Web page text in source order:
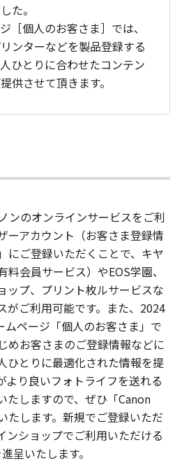
た。
［個人のお客さま］では、
ンターなどを製品登録する
ひとりに合わせたコンテン
供させて頂きます。
ンのオンラインサービスをご利
ーアカウント（お客さま登録情
にご登録いただくことで、キヤ
会員サービス）やEOS学園、
ップ、プリント枚ルサービスな
がご利用可能です。また、2024
ムページ「個人のお客さま」で
めお客さまのご登録情報などに
ひとりに最適化された情報を提
より良いフォトライフを送れる
たしますので、ぜひ「Canon
たします。新規でご登録いただ
ンショップでご利用いただける
呈いたします。